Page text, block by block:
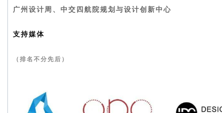
广州设计周、中交四航院规划与设计创新中心
支持媒体
（排名不分先后）